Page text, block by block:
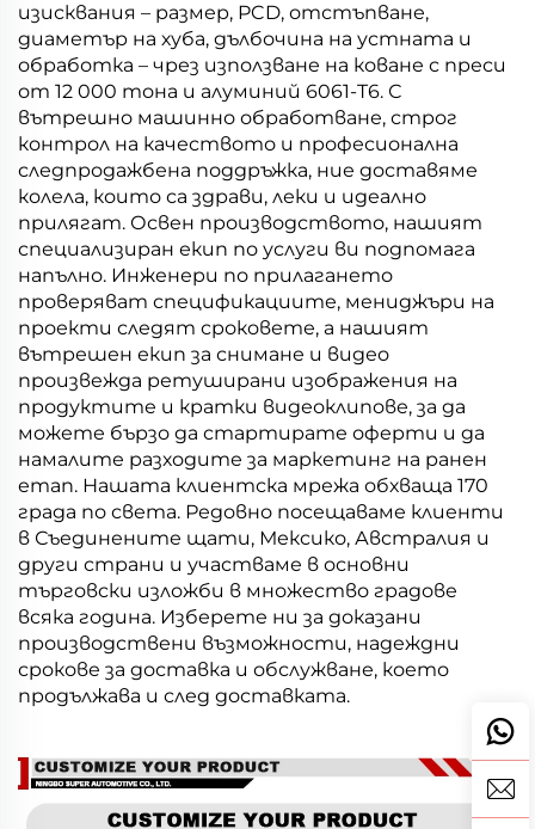
изисквания – размер, PCD, отстъпване,
диаметър на хуба, дълбочина на устната и
обработка – чрез използване на коване с преси
от 12 000 тона и алуминий 6061-T6. С
вътрешно машинно обработване, строг
контрол на качеството и професионална
следпродажбена поддръжка, ние доставяме
колела, които са здрави, леки и идеално
прилягат. Освен производството, нашият
специализиран екип по услуги ви подпомага
напълно. Инженери по прилагането
проверяват спецификациите, мениджъри на
проекти следят сроковете, а нашият
вътрешен екип за снимане и видео
произвежда ретуширани изображения на
продуктите и кратки видеоклипове, за да
можете бързо да стартирате оферти и да
намалите разходите за маркетинг на ранен
етап. Нашата клиентска мрежа обхваща 170
града по света. Редовно посещаваме клиенти
в Съединените щати, Мексико, Австралия и
други страни и участваме в основни
търговски изложби в множество градове
всяка година. Изберете ни за доказани
производствени възможности, надеждни
срокове за доставка и обслужване, което
продължава и след доставката.